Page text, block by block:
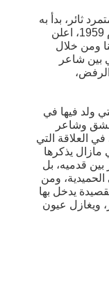
ثائر، بدأ به
في الواقع فمنذ اول ظهور لقصيدته عام 1959، اعلن
ومن خلال
بين شاعر
ولد فيها في
وشاعر
العلاقة التي
مازال يذكرها
بين قدميه، بل
ومن
يدخل بها
ويغازل عيون